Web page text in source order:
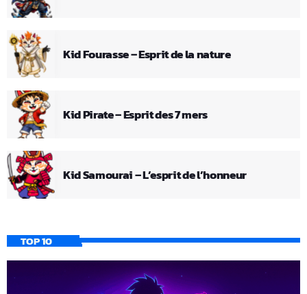
Kid Fourasse – Esprit de la nature
Kid Pirate – Esprit des 7 mers
Kid Samourai – L’esprit de l’honneur
TOP 10